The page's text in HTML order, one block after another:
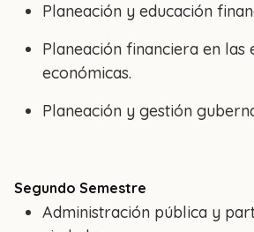
Planeación y educación
Planeación financiera en las
económicas.
Planeación y gestión
Segundo Semestre
Administración pública y